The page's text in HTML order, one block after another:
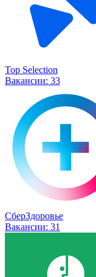
Top Selection
Вакансии: 33
СберЗдоровье
Вакансии: 31